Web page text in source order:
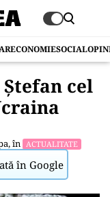
ECONOMIESOCIAL
cel
, în ACTUALITATE
în Google